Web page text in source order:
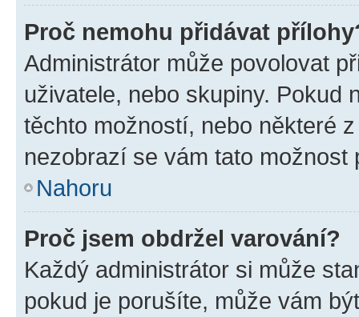
Proč nemohu přidávat
Administrátor může povolovat
uživatele, nebo skupiny. Pokud
těchto možností, nebo některé
nezobrazí se vám tato
Nahoru
Proč jsem obdržel varování?
Každý administrátor si může
pokud je porušíte, může vám